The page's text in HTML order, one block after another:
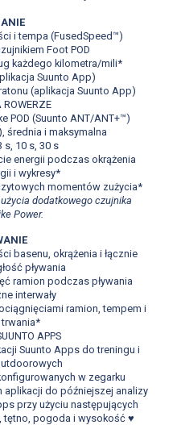
i tempa (FusedSpeed™)
Foot POD
każdego kilometra/mili*
Suunto App)
(aplikacja Suunto App)
POD (Suunto ANT/ANT+™)
średnia i maksymalna
s, 10 s, 30 s
energii podczas okrążenia
i wykresy*
momentów zużycia*
dodatkowego czujnika
Power.
basenu, okrążenia i łącznie
pływania
ramion podczas pływania
interwały
ramion, tempem i
APPS
Suunto Apps do treningu i
w zegarku
do późniejszej analizy
przy użyciu następujących
tętno, pogoda i wysokość ♥